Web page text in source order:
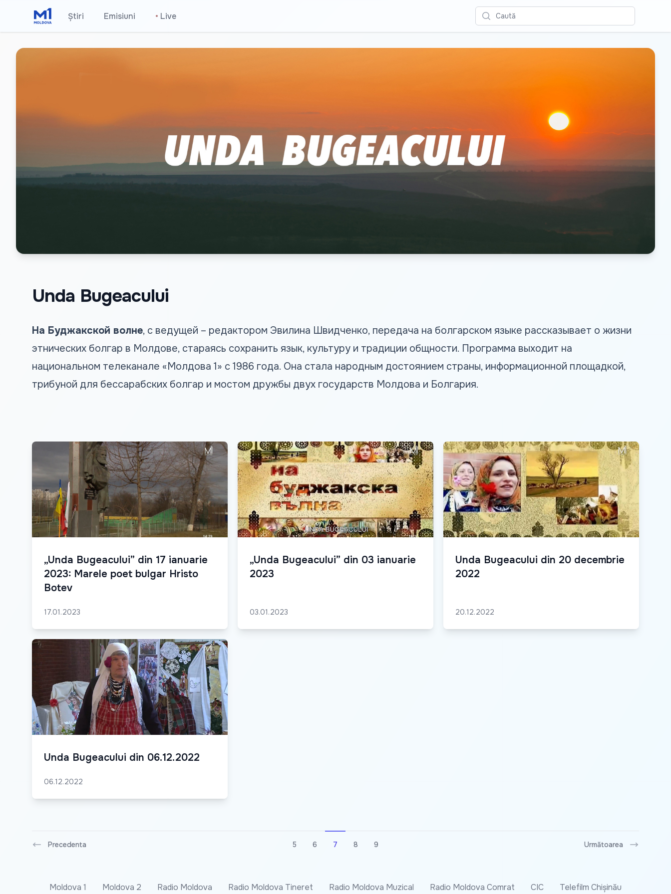
Știri Emisiuni • Live Caută
Unda Bugeacului
На Буджакской волне, с ведущей – редактором Эвилина Швидченко, передача на болгарском языке рассказывает о жизни
этнических болгар в Молдове, стараясь сохранить язык, культуру и традиции общности. Программа выходит на
национальном телеканале «Молдова 1» с 1986 года. Она стала народным достоянием страны, информационной площадкой,
трибуной для бессарабских болгар и мостом дружбы двух государств Молдова и Болгария.
„Unda Bugeacului” din 17 ianuarie
2023: Marele poet bulgar Hristo
Botev
17.01.2023
„Unda Bugeacului” din 03 ianuarie
2023
03.01.2023
Unda Bugeacului din 20 decembrie
2022
20.12.2022
Unda Bugeacului din 06.12.2022
06.12.2022
Precedenta 5 6 7 8 9 Următoarea
Moldova 1 Moldova 2 Radio Moldova Radio Moldova Tineret Radio Moldova Muzical Radio Moldova Comrat CIC Telefilm Chișinău